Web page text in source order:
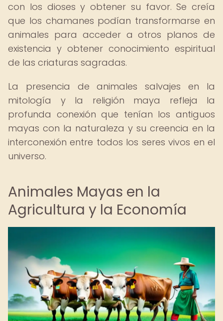
con los dioses y obtener su favor. Se creía
que los chamanes podían transformarse en
animales para acceder a otros planos de
existencia y obtener conocimiento espiritual
de las criaturas sagradas.
La presencia de animales salvajes en la
mitología y la religión maya refleja la
profunda conexión que tenían los antiguos
mayas con la naturaleza y su creencia en la
interconexión entre todos los seres vivos en el
universo.
Animales Mayas en la
Agricultura y la Economía